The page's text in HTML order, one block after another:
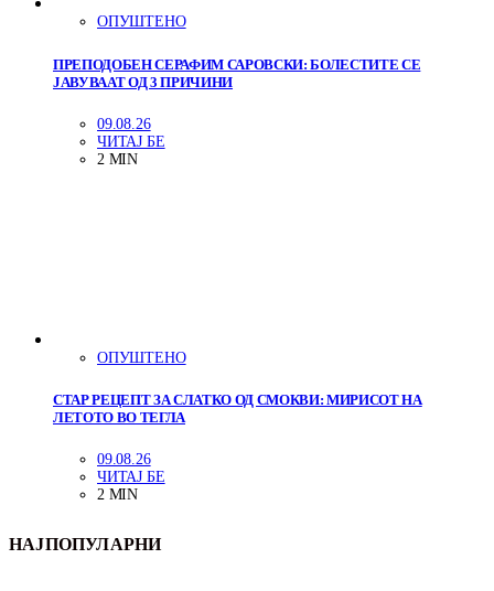
ОПУШТЕНО
ПРЕПОДОБЕН СЕРАФИМ САРОВСКИ: БОЛЕСТИТЕ СЕ
ЈАВУВААТ ОД 3 ПРИЧИНИ
09.08.26
ЧИТАЈ БЕ
2 MIN
ОПУШТЕНО
СТАР РЕЦЕПТ ЗА СЛАТКО ОД СМОКВИ: МИРИСОТ НА
ЛЕТОТО ВО ТЕГЛА
09.08.26
ЧИТАЈ БЕ
2 MIN
НАЈПОПУЛАРНИ